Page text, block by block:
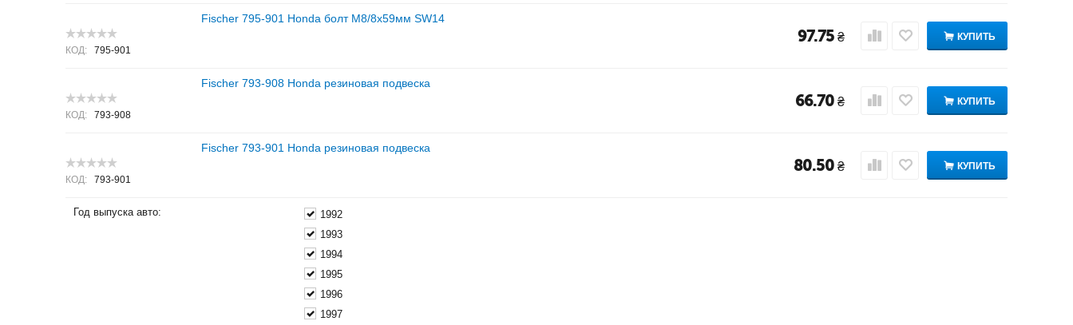
Fischer 795-901 Honda болт M8/8x59мм SW14
КОД: 795-901
97.75 ₴ КУПИТЬ
Fischer 793-908 Honda резиновая подвеска
КОД: 793-908
66.70 ₴ КУПИТЬ
Fischer 793-901 Honda резиновая подвеска
КОД: 793-901
80.50 ₴ КУПИТЬ
Год выпуска авто:
1992
1993
1994
1995
1996
1997